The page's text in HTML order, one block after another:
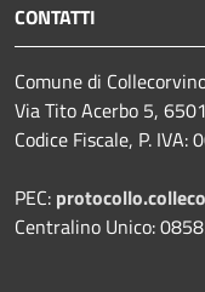
CONTATTI
Comune di
Via Tito Acerbo 5,
Codice Fiscale, P.
PEC:
Centralino Unico: